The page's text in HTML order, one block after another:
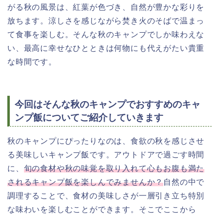
がる秋の風景は、紅葉が色づき、自然が豊かな彩りを
放ちます。涼しさを感じながら焚き火のそばで温まっ
て食事を楽しむ。そんな秋のキャンプでしか味わえな
い、最高に幸せなひとときは何物にも代えがたい貴重
な時間です。
今回はそんな秋のキャンプでおすすめのキャ
ンプ飯についてご紹介していきます
秋のキャンプにぴったりなのは、食欲の秋を感じさせ
る美味しいキャンプ飯です。アウトドアで過ごす時間
に、 旬の食材や秋の味覚を取り入れて心もお腹も満た
されるキャンプ飯を楽しんでみませんか？自然の中で
調理することで、食材の美味しさが一層引き立ち特別
な味わいを楽しむことができます。そこでここから